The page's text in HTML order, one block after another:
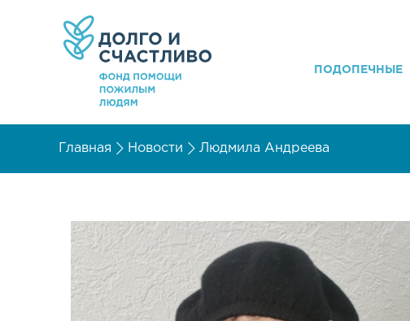
ПОДОПЕЧНЫЕ
Главная Новости Людмила Андреева